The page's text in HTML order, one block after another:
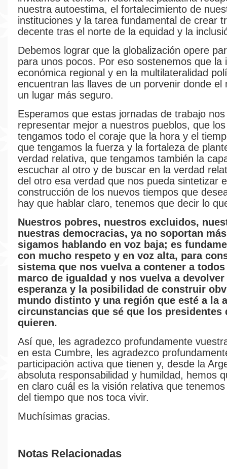
nuestra autoestima, el fortalecimiento de
instituciones y la tarea fundamental de crear
decente tras el norte de la equidad y la
Debemos lograr que la globalización opere
para unos pocos. Por eso sostenemos que la
económica regional y en la multilateralidad
encuentran las llaves de un porvenir donde el
un lugar más seguro.
Esperamos que estas jornadas de trabajo
representar mejor a nuestros pueblos, que
tengamos todo el coraje que la hora y el
que tengamos la fuerza y la fortaleza de
verdad relativa, que tengamos también la
escuchar al otro y de buscar en la verdad
del otro esa verdad que nos pueda sintetizar
construcción de los nuevos tiempos que
hay que hablar claro, tenemos que decir lo
Nuestros pobres, nuestros excluidos,
nuestras democracias, ya no soportan
sigamos hablando en voz baja; es
con mucho respeto y en voz alta, para
sistema que nos vuelva a contener a
marco de igualdad y nos vuelva a devolver
esperanza y la posibilidad de construir
mundo distinto y una región que esté a la
circunstancias que sé que los presidentes
quieren.
Así que, les agradezco profundamente
en esta Cumbre, les agradezco
participación activa que tienen y, desde la
absoluta responsabilidad y humildad, hemos
en claro cuál es la visión relativa que
del tiempo que nos toca vivir.
Muchísimas gracias.
Notas Relacionadas